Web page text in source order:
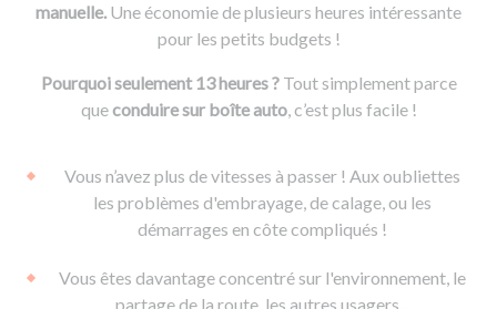
manuelle.Une économie de plusieurs heures intéressante
pour les petits budgets !
Pourquoi seulement 13 heures ?Tout simplement parce
queconduire sur boîte auto, c’est plus facile !
Vous n’avez plus de vitesses à passer ! Aux oubliettes
les problèmes d'embrayage, de calage, ou les
démarrages en côte compliqués !
Vous êtes davantage concentré sur l'environnement, le
partage de la route, les autres usagers...